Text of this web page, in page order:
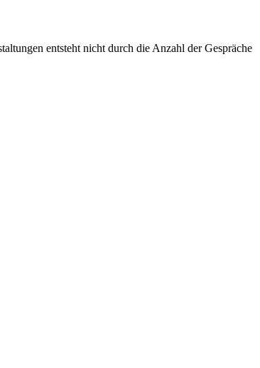
entsteht nicht durch die Anzahl der Gespräche